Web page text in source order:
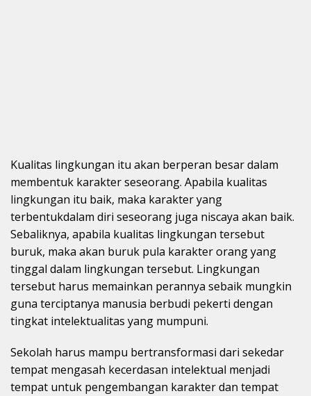
Kualitas lingkungan itu akan berperan besar dalam
membentuk karakter seseorang. Apabila kualitas
lingkungan itu baik, maka karakter yang
terbentukdalam diri seseorang juga niscaya akan baik.
Sebaliknya, apabila kualitas lingkungan tersebut
buruk, maka akan buruk pula karakter orang yang
tinggal dalam lingkungan tersebut. Lingkungan
tersebut harus memainkan perannya sebaik mungkin
guna terciptanya manusia berbudi pekerti dengan
tingkat intelektualitas yang mumpuni.
Sekolah harus mampu bertransformasi dari sekedar
tempat mengasah kecerdasan intelektual menjadi
tempat untuk pengembangan karakter dan tempat